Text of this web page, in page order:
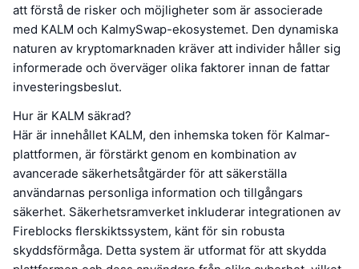
att förstå de risker och möjligheter som är associerade
med KALM och KalmySwap-ekosystemet. Den dynamiska
naturen av kryptomarknaden kräver att individer håller sig
informerade och överväger olika faktorer innan de fattar
investeringsbeslut.
Hur är KALM säkrad?
Här är innehållet KALM, den inhemska token för Kalmar-
plattformen, är förstärkt genom en kombination av
avancerade säkerhetsåtgärder för att säkerställa
användarnas personliga information och tillgångars
säkerhet. Säkerhetsramverket inkluderar integrationen av
Fireblocks flerskiktssystem, känt för sin robusta
skyddsförmåga. Detta system är utformat för att skydda